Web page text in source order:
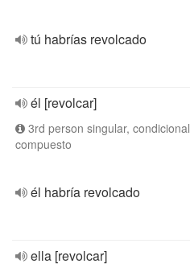
tú habrías revolcado
él [revolcar]
3rd person singular, condicional
compuesto
él habría revolcado
ella [revolcar]